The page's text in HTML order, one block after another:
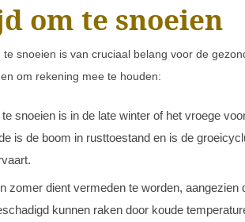
om te snoeien
snoeien is van cruciaal belang voor de
om rekening mee te houden:
snoeien is in de late winter of het vroege
is de boom in rusttoestand en is de
zomer dient vermeden te worden,
kunnen raken door koude